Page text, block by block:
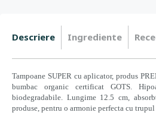
Descriere Ingrediente
Tampoane SUPER cu aplicator, produs
bumbac organic certificat GOTS.
biodegradabile. Lungime 12.5 cm,
produse, pentru o armonie perfecta cu